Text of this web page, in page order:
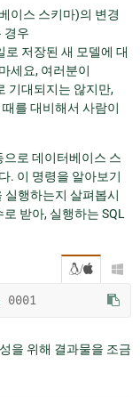
이스 스키마)의 변경
경우
로 저장된 새 모델에 대
세요, 여러분이
기대되지는 않지만,
를 대비해서 사람이
로 데이터베이스 스
. 이 명령을 알아보기
실행하는지 살펴봅시
받아, 실행하는 SQL
/ 
0001
을 위해 결과물을 조금